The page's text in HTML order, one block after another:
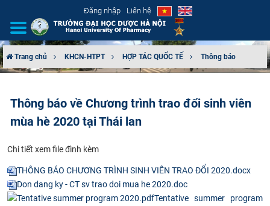
Đăng nhập Liên hệ
CƠ CẤU TỔ CHỨC
ĐÀO TẠO
ĐẢM BẢO CHẤT LƯỢNG
Trang chủ KHCN-HTPT HỢP TÁC QUỐC TẾ Thông báo
Thông báo về Chương trình trao đổi sinh viên
mùa hè 2020 tại Thái lan
​Chi tiết xem file đình kèm
THÔNG BÁO CHƯƠNG TRÌNH SINH VIÊN TRAO ĐỔI 2020.docx
Don dang ky - CT sv trao doi mua he 2020.doc
Tentative summer program